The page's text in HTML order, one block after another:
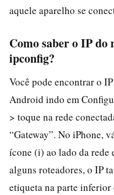
aquele aparelho se
Como saber o IP do
ipconfig?
Você pode encontrar o
Android indo em
> toque na rede
“Gateway”. No iPhone,
ícone (i) ao lado da rede
alguns roteadores, o IP
etiqueta na parte inferior